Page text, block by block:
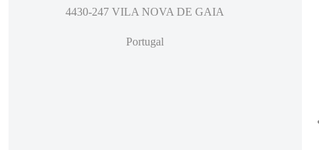
4430-247 VILA NOVA DE GAIA
Portugal